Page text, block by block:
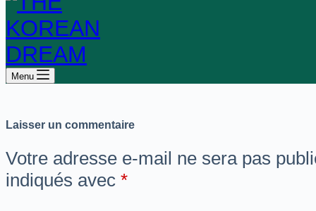
Menu
Laisser un commentaire
Votre adresse e-mail ne sera pas
indiqués avec *